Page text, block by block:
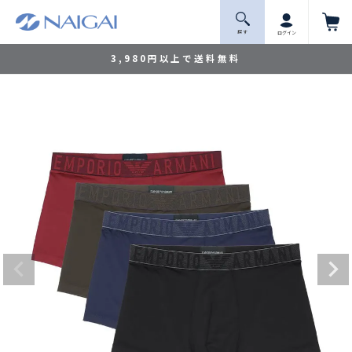
3,980円以上で送料無料
探 す ログイン